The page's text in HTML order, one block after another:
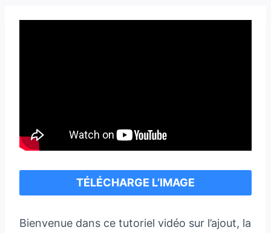
TÉLÉCHARGE L’IMAGE
Bienvenue dans ce tutoriel vidéo sur l’ajout, la